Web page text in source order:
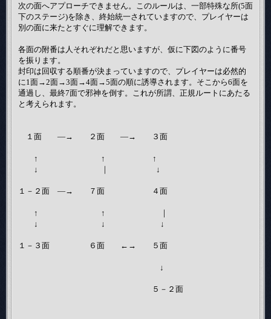
次の面へアプローチできません。このルールは、一部特殊な所(5面
下のステージ)を除き、終始統一されていますので、プレイヤーは
別の面に来たとすぐに理解できます。
各面の附番は人それぞれだと思いますが、仮に下図のように番号
を振ります。
封印は回収する順番が決まっていますので、プレイヤーは必然的
に1面→2面→3面→4面→5面の順に誘導されます。そこから6面を
通過し、最終7面で邪神を倒す。これが所謂、正規ルートにあたる
と考えられます。
１面 ―→ ２面 ―→ ３面
↑ ↑ ↑
↓ ｜ ↓
１－２面 ―→ ７面 ４面
↑ ↑ ｜
↓ ↓ ↓
１－３面 ６面 ←→ ５面
↓
５－２面